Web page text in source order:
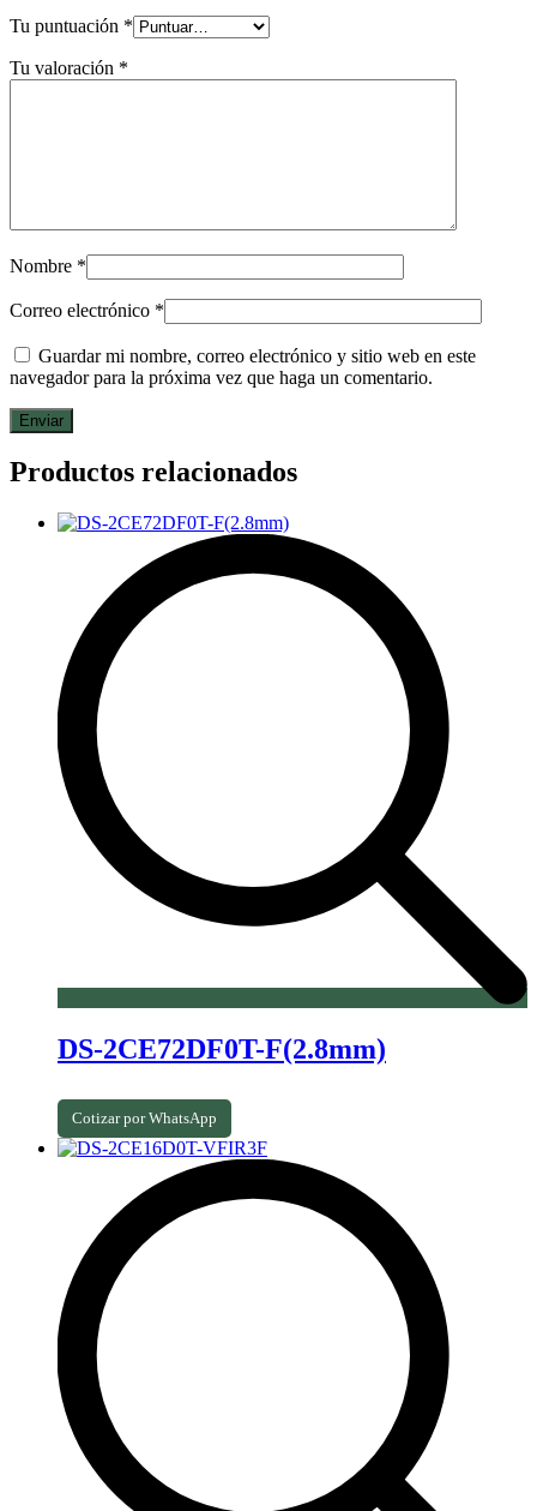
Tu puntuación *
Tu valoración *
Nombre *
Correo electrónico *
Guardar mi nombre, correo electrónico y sitio web en este
navegador para la próxima vez que haga un comentario.
Productos relacionados
DS-2CE72DF0T-F(2.8mm)
Cotizar por WhatsApp